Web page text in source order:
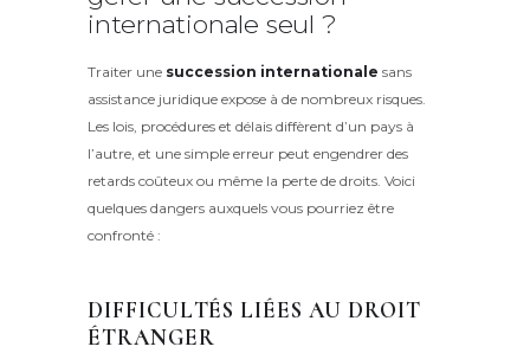
internationale seul ?
Traiter une succession internationale sans
assistance juridique expose à de nombreux risques.
Les lois, procédures et délais diffèrent d’un pays à
l’autre, et une simple erreur peut engendrer des
retards coûteux ou même la perte de droits. Voici
quelques dangers auxquels vous pourriez être
confronté :
DIFFICULTÉS LIÉES AU DROIT
ÉTRANGER